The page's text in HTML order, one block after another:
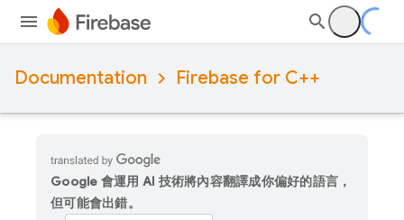
Documentation Firebase for C++
Google 會運用 AI 技術將內容翻譯成你偏好的語言，
但可能會出錯。